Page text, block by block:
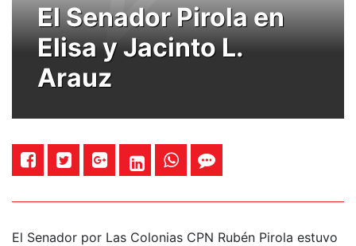
El Senador Pirola en
Elisa y Jacinto L.
Arauz
El Senador por Las Colonias CPN Rubén Pirola estuvo